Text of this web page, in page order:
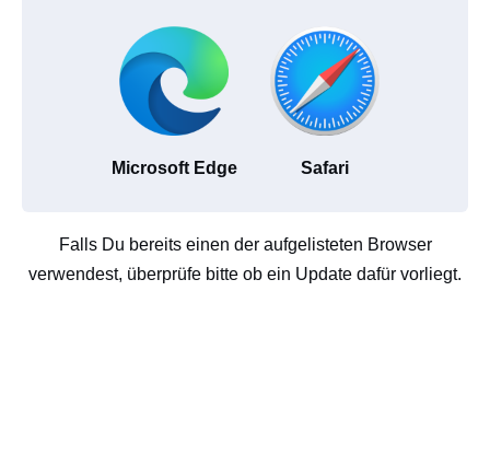
Microsoft Edge Safari
Falls Du bereits einen der aufgelisteten Browser
verwendest, überprüfe bitte ob ein Update dafür vorliegt.